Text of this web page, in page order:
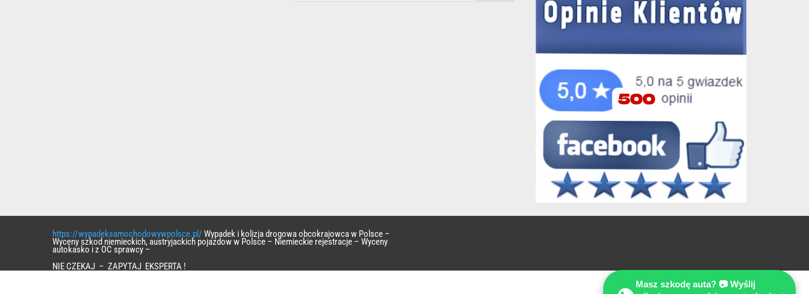
https://wypadeksamochodowywpolsce.pl/ Wypadek i kolizja drogowa obcokrajowca w Polsce –
Wyceny szkod niemieckich, austryjackich pojazdow w Polsce – Niemieckie rejestracje – Wyceny
autokasko i z OC sprawcy –
NIE CZEKAJ – ZAPYTAJ EKSPERTA !
Masz szkodę auta? 📷 Wyślij